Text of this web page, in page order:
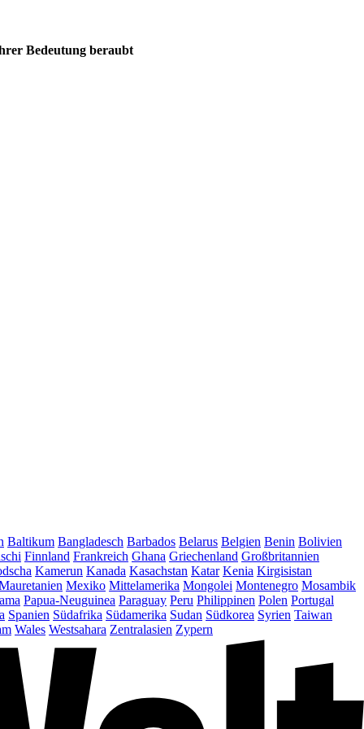
Bedeutung beraubt
Baltikum Bangladesch Barbados Belarus Belgien Benin Bolivien
Finnland Frankreich Ghana Griechenland Großbritannien
Kamerun Kanada Kasachstan Katar Kenia Kirgisistan
Mexiko Mittelamerika Mongolei Montenegro Mosambik
Papua-Neuguinea Paraguay Peru Philippinen Polen Portugal
Spanien Südafrika Südamerika Sudan Südkorea Syrien Taiwan
Wales Westsahara Zentralasien Zypern